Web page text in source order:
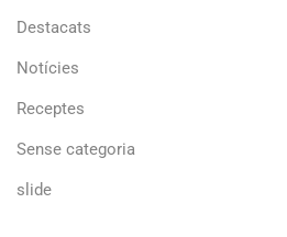
Destacats
Notícies
Receptes
Sense categoria
slide